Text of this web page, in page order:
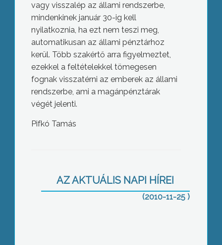
vagy visszalép az állami rendszerbe,
mindenkinek január 30-ig kell
nyilatkoznia, ha ezt nem teszi meg,
automatikusan az állami pénztárhoz
kerül. Több szakértő arra figyelmeztet,
ezekkel a feltételekkel tömegesen
fognak visszatérni az emberek az állami
rendszerbe, ami a magánpénztárak
végét jelenti.
Pifkó Tamás
AZ AKTUÁLIS NAPI HÍREI
(2010-11-25 )